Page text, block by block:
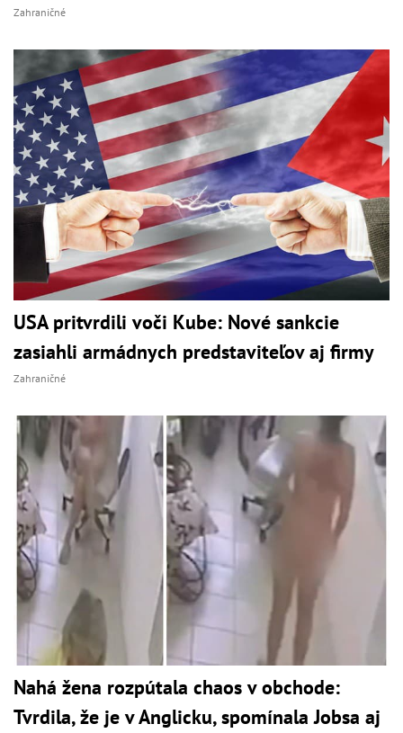
Zahraničné
USA pritvrdili voči Kube: Nové sankcie
zasiahli armádnych predstaviteľov aj firmy
Zahraničné
Nahá žena rozpútala chaos v obchode:
Tvrdila, že je v Anglicku, spomínala Jobsa aj